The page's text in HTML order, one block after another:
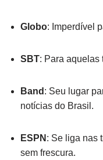
Globo: Imperdível
SBT: Para aquelas
Band : Seu lugar
notícias do Brasil.
ESPN : Se liga nas
sem frescura.